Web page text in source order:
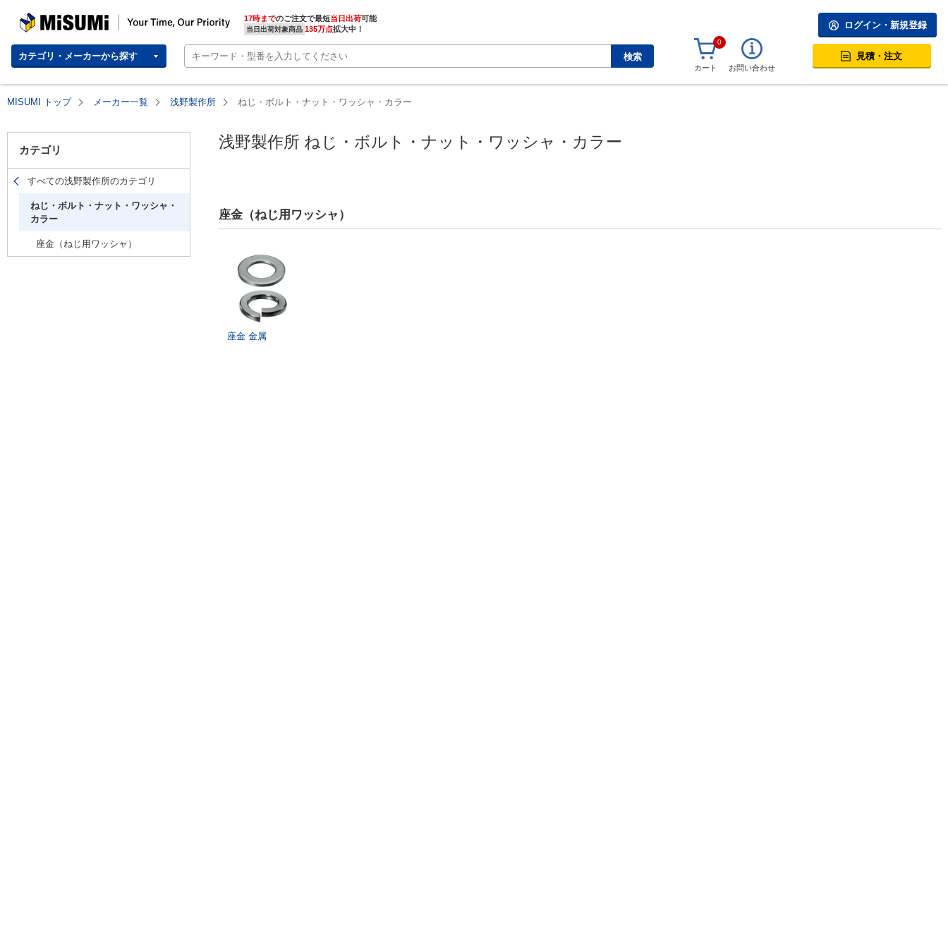
MISUMI | Your Time, Our Priority 17時までのご注文で最短当日出荷
当日出荷対象商品 135万点拡大中！
カテゴリ・メーカーから探す 検索
ログイン・新規登録
0
カート お問い合わせ
見積・注文
MISUMI トップ メーカー一覧 浅野製作所 ねじ・ボルト・ナット・ワッシャ・カラー
カテゴリ
すべての浅野製作所のカテゴリ
ねじ・ボルト・ナット・ワッシャ・
カラー
座金（ねじ用ワッシャ）
浅野製作所 ねじ・ボルト・ナット・ワッシャ・カラー
座金（ねじ用ワッシャ）
座金 金属